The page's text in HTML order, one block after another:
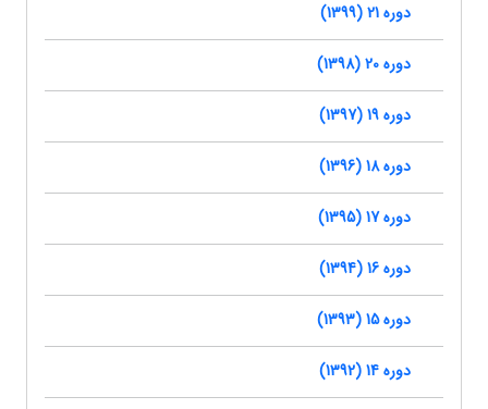
دوره 21 (1399)
دوره 20 (1398)
دوره 19 (1397)
دوره 18 (1396)
دوره 17 (1395)
دوره 16 (1394)
دوره 15 (1393)
دوره 14 (1392)